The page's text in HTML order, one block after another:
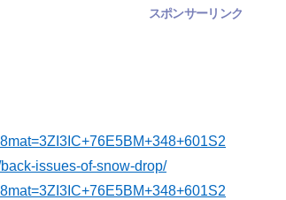
スポンサーリンク
issues-of-snow-drop/